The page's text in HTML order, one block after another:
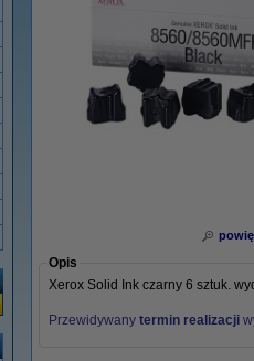
Opis
Xerox Solid Ink czarny 6 sztuk.
Przewidywany termin realizacji